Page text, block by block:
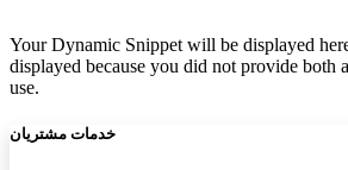
Your Dynamic Snippet will be displayed
displayed because you did not provide both
use.
خدمات مشتریان